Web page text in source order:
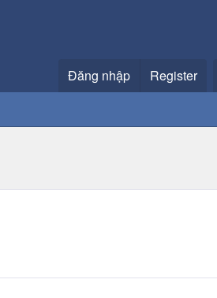
Đăng nhập Register